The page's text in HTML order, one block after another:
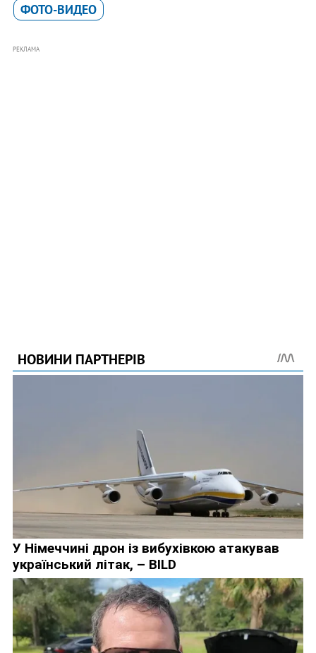
ФОТО-ВИДЕО
РЕКЛАМА